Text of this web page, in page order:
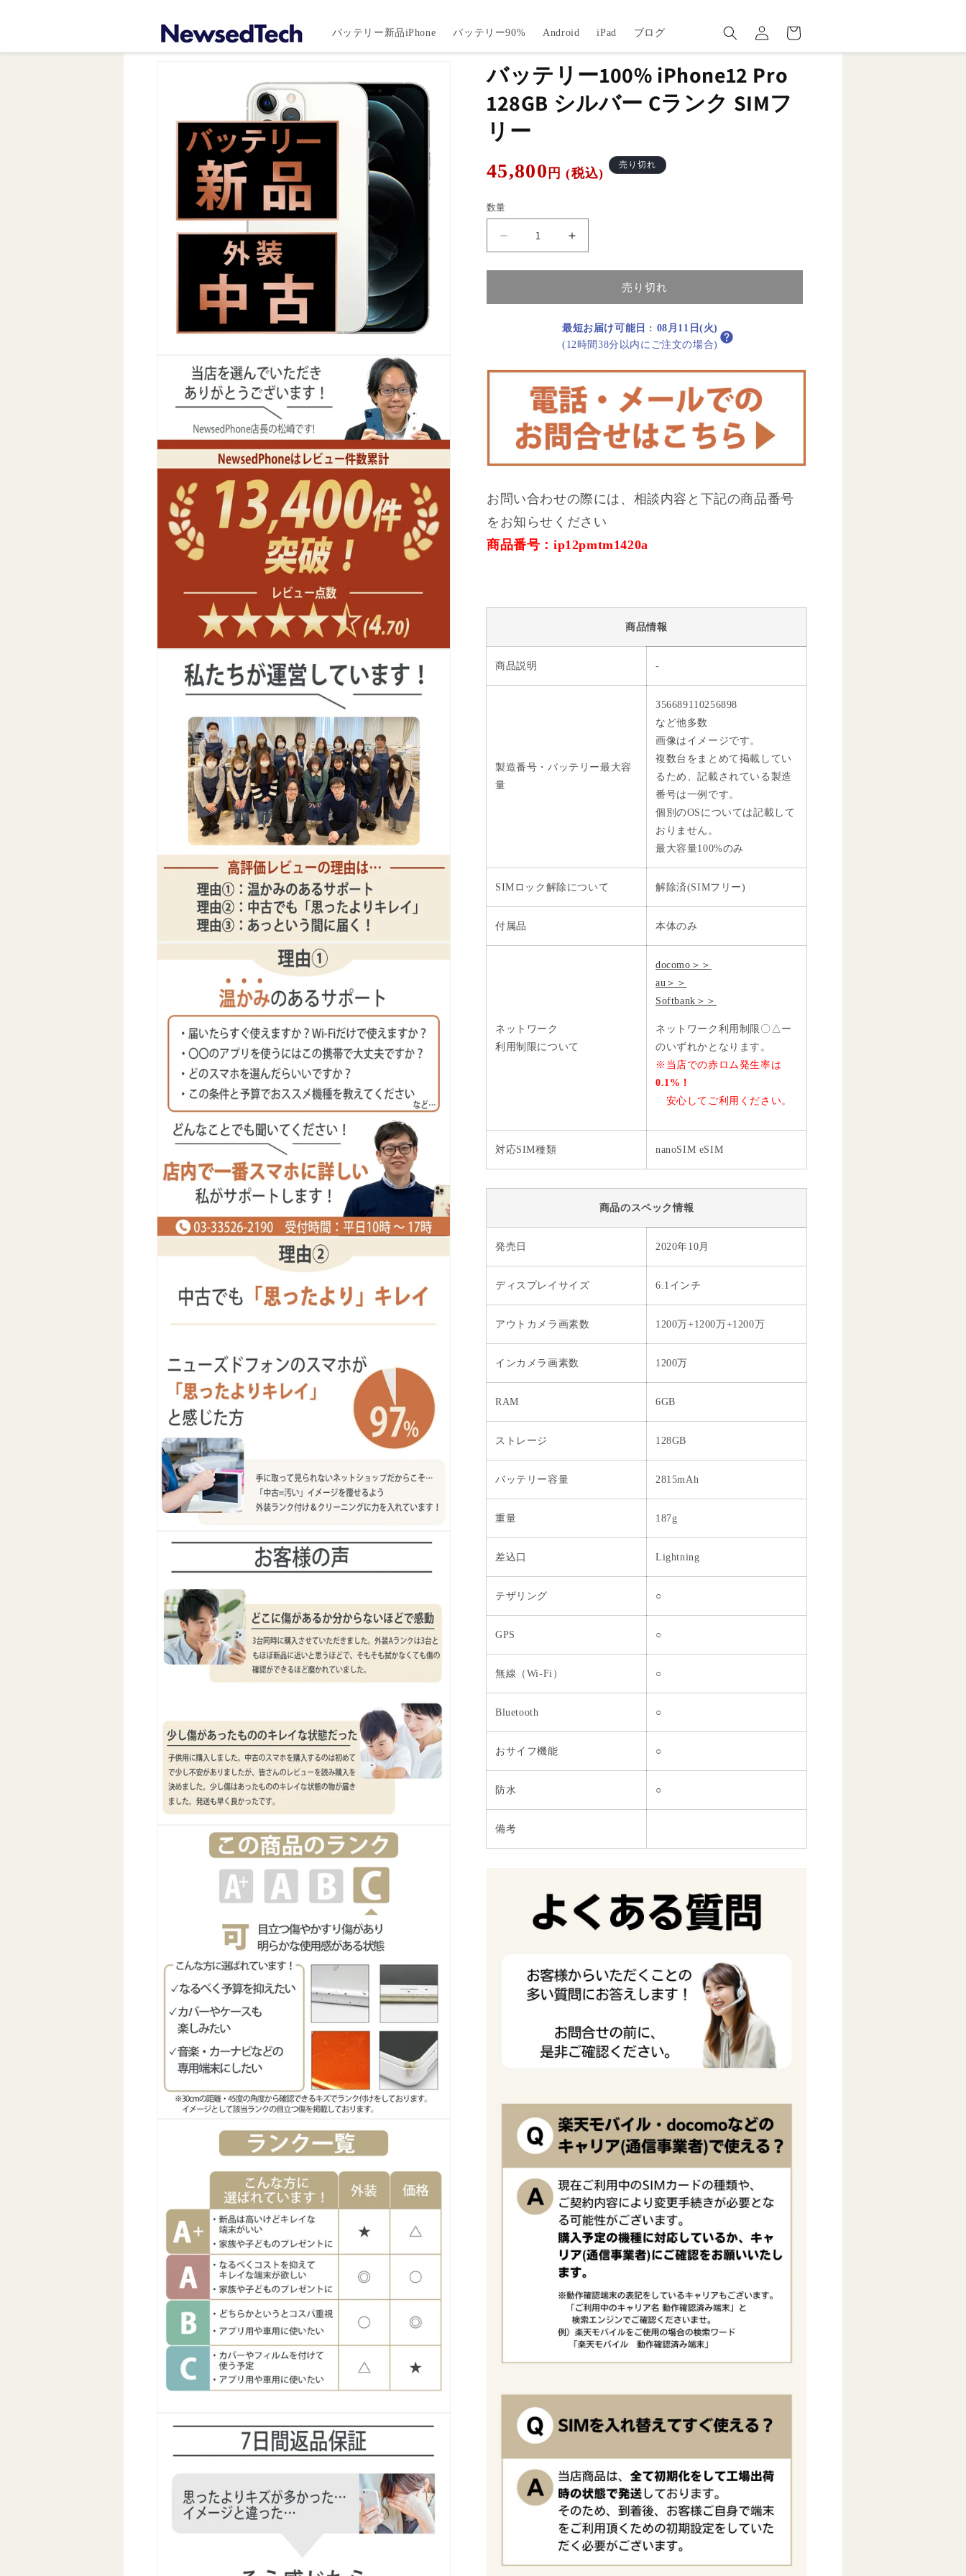
バッテリー新品iPhone バッテリー90% Android iPad ブログ
グ
イ
ー
ト
バッテリー100% iPhone12 Pro
128GB シルバー Cランク SIMフ
リー
通
価
格
45,800 円 (税込)
売り切れ
数量
128GB
ン
ク
SIM
フ
数
を
減
バ
100%
iPhone12
128GB
シ
ル
バ
ー
ン
ク
SIM
フ
数
を
売り切れ
最短お届け可能日 : 08月11日(火)
(12時間38分以内にご注文の場合)
お問い合わせの際には、相談内容と下記の商品番号
をお知らせください
商品番号：ip12pmtm1420a
商品情報
商品説明 -
製造番号・バッテリー最大容
量
356689110256898
など他多数
画像はイメージです。
複数台をまとめて掲載してい
るため、記載されている製造
番号は一例です。
個別のOSについては記載して
おりません。
最大容量100%のみ
SIMロック解除について 解除済(SIMフリー)
付属品 本体のみ
ネットワーク
利用制限について
docomo＞＞
au＞＞
Softbank＞＞
ネットワーク利用制限〇△ー
のいずれかとなります。
※当店での赤ロム発生率は
0.1%！
安心してご利用ください。
対応SIM種類 nanoSIM eSIM
商品のスペック情報
発売日 2020年10月
ディスプレイサイズ 6.1インチ
アウトカメラ画素数 1200万+1200万+1200万
インカメラ画素数 1200万
RAM 6GB
ストレージ 128GB
バッテリー容量 2815mAh
重量 187g
差込口 Lightning
テザリング ○
GPS ○
無線（Wi-Fi） ○
Bluetooth ○
おサイフ機能 ○
防水 ○
備考